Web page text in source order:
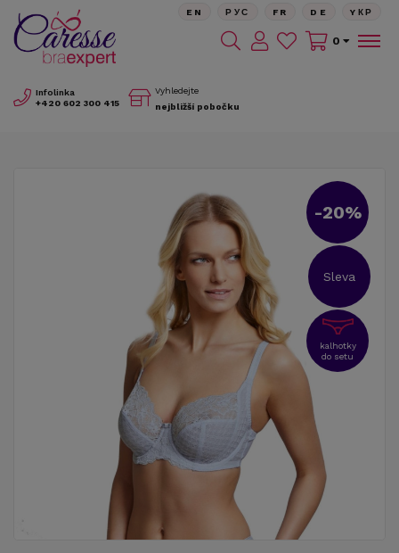
Infolinka
+420 602 300 415
Vyhledejte
nejbližší pobočku
EN РУС FR DE YКР
0
-20%
Sleva
kalhotky
do setu